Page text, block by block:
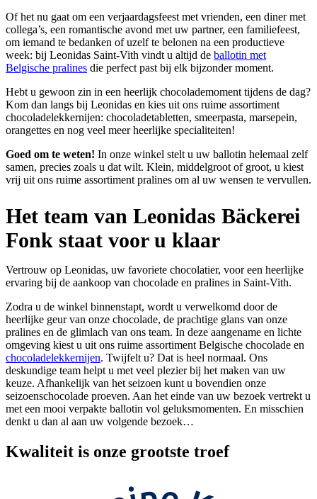
Of het nu gaat om een verjaardagsfeest met vrienden, een diner met
collega’s, een romantische avond met uw partner, een familiefeest,
om iemand te bedanken of uzelf te belonen na een productieve
week: bij Leonidas Saint-Vith vindt u altijd de ballotin met
Belgische pralines die perfect past bij elk bijzonder moment.
Hebt u gewoon zin in een heerlijk chocolademoment tijdens de dag?
Kom dan langs bij Leonidas en kies uit ons ruime assortiment
chocoladelekkernijen: chocoladetabletten, smeerpasta, marsepein,
orangettes en nog veel meer heerlijke specialiteiten!
Goed om te weten! In onze winkel stelt u uw ballotin helemaal zelf
samen, precies zoals u dat wilt. Klein, middelgroot of groot, u kiest
vrij uit ons ruime assortiment pralines om al uw wensen te vervullen.
Het team van Leonidas Bäckerei
Fonk staat voor u klaar
Vertrouw op Leonidas, uw favoriete chocolatier, voor een heerlijke
ervaring bij de aankoop van chocolade en pralines in Saint-Vith.
Zodra u de winkel binnenstapt, wordt u verwelkomd door de
heerlijke geur van onze chocolade, de prachtige glans van onze
pralines en de glimlach van ons team. In deze aangename en lichte
omgeving kiest u uit ons ruime assortiment Belgische chocolade en
chocoladelekkernijen. Twijfelt u? Dat is heel normaal. Ons
deskundige team helpt u met veel plezier bij het maken van uw
keuze. Afhankelijk van het seizoen kunt u bovendien onze
seizoenschocolade proeven. Aan het einde van uw bezoek vertrekt u
met een mooi verpakte ballotin vol geluksmomenten. En misschien
denkt u dan al aan uw volgende bezoek…
Kwaliteit is onze grootste troef